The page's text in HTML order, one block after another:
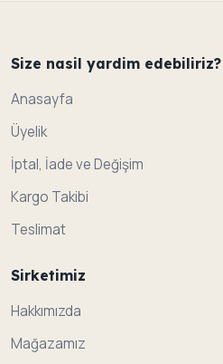
Size nasil yardim edebiliriz?
Anasayfa
Üyelik
İptal, İade ve Değişim
Kargo Takibi
Teslimat
Sirketimiz
Hakkımızda
Mağazamız